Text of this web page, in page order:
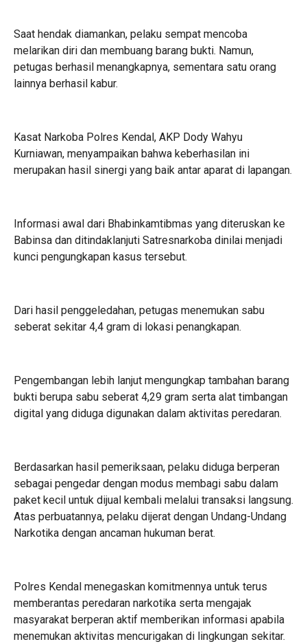
Saat hendak diamankan, pelaku sempat mencoba
melarikan diri dan membuang barang bukti. Namun,
petugas berhasil menangkapnya, sementara satu orang
lainnya berhasil kabur.
Kasat Narkoba Polres Kendal, AKP Dody Wahyu
Kurniawan, menyampaikan bahwa keberhasilan ini
merupakan hasil sinergi yang baik antar aparat di lapangan.
Informasi awal dari Bhabinkamtibmas yang diteruskan ke
Babinsa dan ditindaklanjuti Satresnarkoba dinilai menjadi
kunci pengungkapan kasus tersebut.
Dari hasil penggeledahan, petugas menemukan sabu
seberat sekitar 4,4 gram di lokasi penangkapan.
Pengembangan lebih lanjut mengungkap tambahan barang
bukti berupa sabu seberat 4,29 gram serta alat timbangan
digital yang diduga digunakan dalam aktivitas peredaran.
Berdasarkan hasil pemeriksaan, pelaku diduga berperan
sebagai pengedar dengan modus membagi sabu dalam
paket kecil untuk dijual kembali melalui transaksi langsung.
Atas perbuatannya, pelaku dijerat dengan Undang-Undang
Narkotika dengan ancaman hukuman berat.
Polres Kendal menegaskan komitmennya untuk terus
memberantas peredaran narkotika serta mengajak
masyarakat berperan aktif memberikan informasi apabila
menemukan aktivitas mencurigakan di lingkungan sekitar.